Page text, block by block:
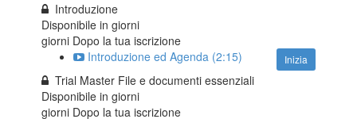
Introduzione
Disponibile ingiorni
giorni Dopo la tua iscrizione
Inizia
Introduzione ed Agenda (2:15)
Trial Master File e documenti essenziali
Disponibile ingiorni
giorni Dopo la tua iscrizione